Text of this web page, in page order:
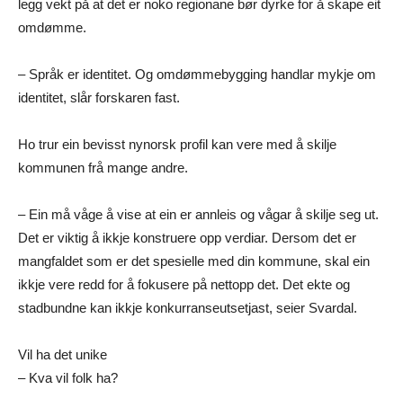
legg vekt på at det er noko regionane bør dyrke for å skape eit
omdømme.
– Språk er identitet. Og omdømmebygging handlar mykje om
identitet, slår forskaren fast.
Ho trur ein bevisst nynorsk profil kan vere med å skilje
kommunen frå mange andre.
– Ein må våge å vise at ein er annleis og vågar å skilje seg ut.
Det er viktig å ikkje konstruere opp verdiar. Dersom det er
mangfaldet som er det spesielle med din kommune, skal ein
ikkje vere redd for å fokusere på nettopp det. Det ekte og
stadbundne kan ikkje konkurranseutsetjast, seier Svardal.
Vil ha det unike
– Kva vil folk ha?